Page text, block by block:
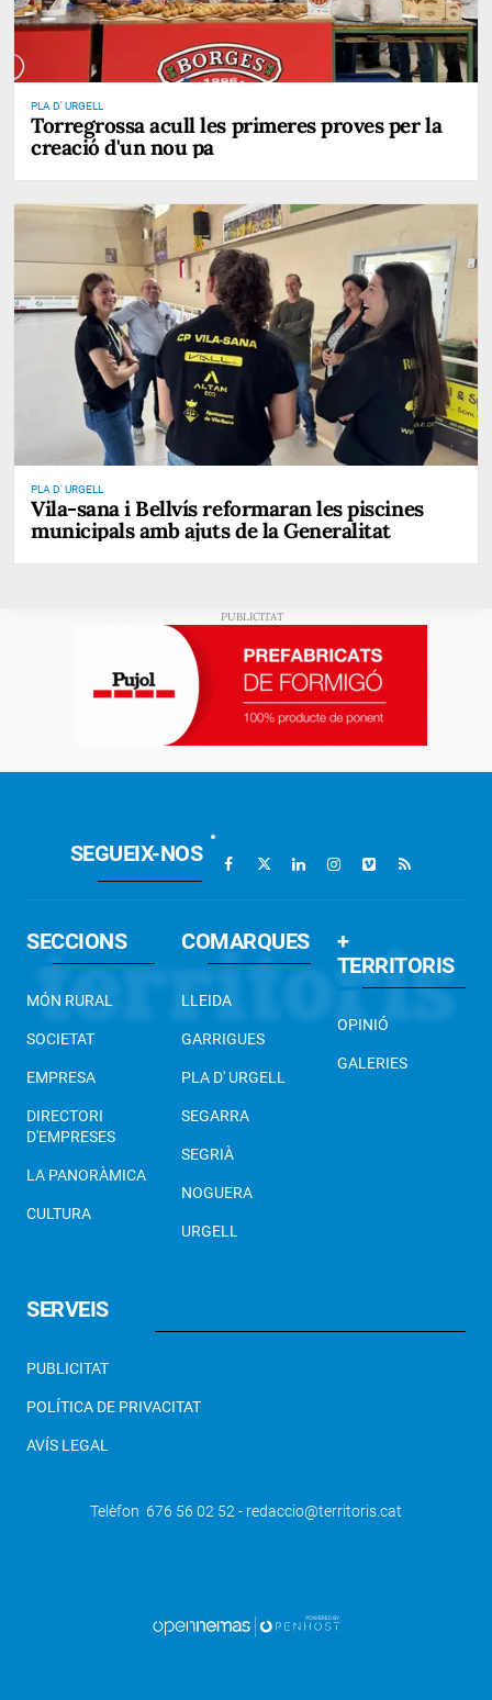
PLA D' URGELL
Torregrossa acull les primeres proves per la
creació d'un nou pa
PLA D' URGELL
Vila-sana i Bellvís reformaran les piscines
municipals amb ajuts de la Generalitat
SEGUEIX-NOS
SECCIONS
MÓN RURAL
SOCIETAT
EMPRESA
DIRECTORI
D'EMPRESES
LA PANORÀMICA
CULTURA
COMARQUES
LLEIDA
GARRIGUES
PLA D' URGELL
SEGARRA
SEGRIÀ
NOGUERA
URGELL
+
TERRITORIS
OPINIÓ
GALERIES
SERVEIS
PUBLICITAT
POLÍTICA DE PRIVACITAT
AVÍS LEGAL
Telèfon 676 56 02 52 - redaccio@territoris.cat